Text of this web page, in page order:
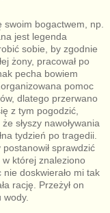
swoim bogactwem, np.
jest legenda
sobie, by zgodnie
żony, pracował po
pecha bowiem
pomoc
dlatego przerwano
z tym pogodzić,
słyszy nawoływania
tydzień po tragedii.
sprawdzić
w której znaleziono
doskwierało mi tak
rację. Przeżył on
wody.